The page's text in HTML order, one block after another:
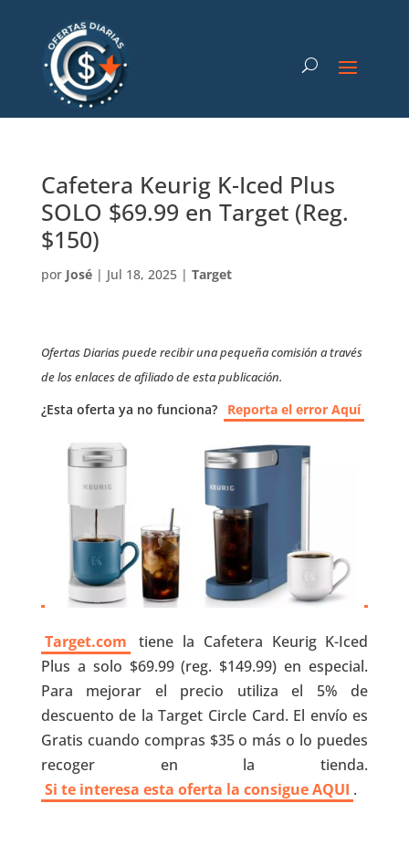
Cafetera Keurig K-Iced Plus
SOLO $69.99 en Target (Reg.
$150)
por José| Jul 18, 2025| Target
Ofertas Diarias puede recibir una pequeña comisión a través
de los enlaces de afiliado de esta publicación.
¿Esta oferta ya no funciona? Reporta el error Aquí
Target.com
tiene la Cafetera Keurig K-Iced
Plus a solo $69.99 (reg. $149.99) en especial.
Para mejorar el precio utiliza el 5% de
descuento de la Target Circle Card. El envío es
Gratis cuando compras $35 o más o lo puedes
recoger en la tienda.
Si te interesa esta oferta la consigue AQUI .